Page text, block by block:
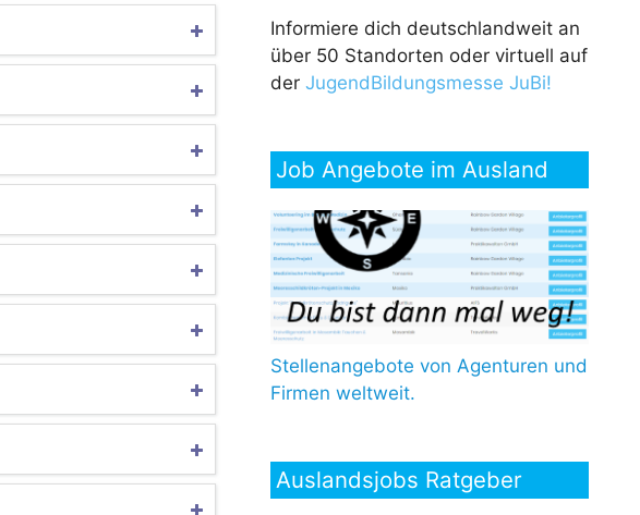
Informiere dich deutschlandweit an
über 50 Standorten oder virtuell auf
der JugendBildungsmesse JuBi!
Job Angebote im Ausland
Stellenangebote von Agenturen und
Firmen weltweit.
Auslandsjobs Ratgeber